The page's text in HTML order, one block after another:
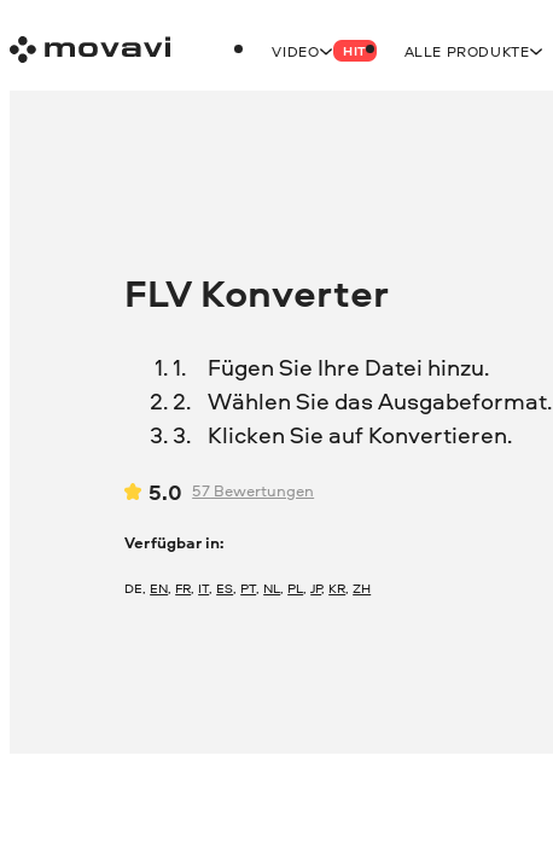
VIDEO HIT ALLE PRODUKTE
FLV Konverter
Fügen Sie Ihre Datei hinzu.
Wählen Sie das Ausgabeformat.
Klicken Sie auf Konvertieren.
5.0 57 Bewertungen
Verfügbar in:
DE EN FR IT, ES PT, NL PL JP, KR ,ZH